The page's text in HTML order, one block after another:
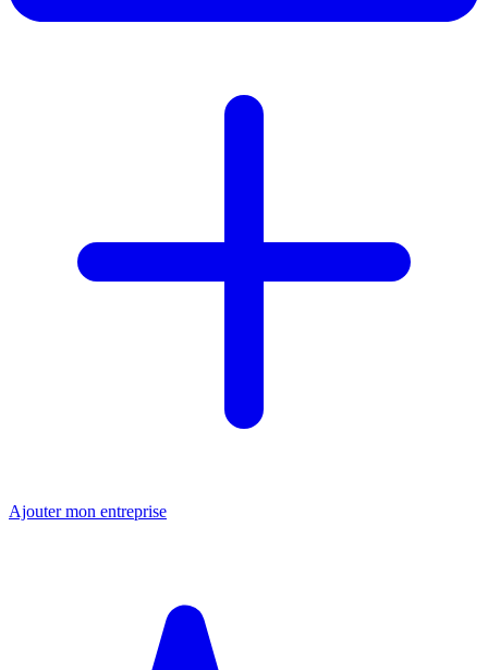
Ajouter mon entreprise